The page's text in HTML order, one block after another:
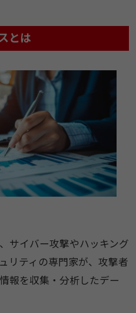
とは
サイバー攻撃やハッキング
リティの専門家が、攻撃者
報を収集・分析したデー